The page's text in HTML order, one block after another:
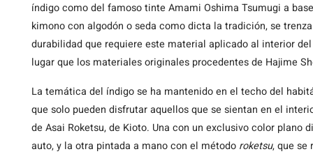
índigo como del famoso tinte Amami Oshima Tsumugi a
kimono con algodón o seda como dicta la tradición, se
durabilidad que requiere este material aplicado al interior
lugar que los materiales originales procedentes de Hajime
La temática del índigo se ha mantenido en el techo del
que solo pueden disfrutar aquellos que se sientan en el
de Asai Roketsu, de Kioto. Una con un exclusivo color
auto, y la otra pintada a mano con el método roketsu, que se